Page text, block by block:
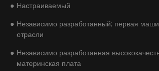
Настраиваемый
Независимо разработанный; первая
отрасли
Независимо разработанная
материнская плата